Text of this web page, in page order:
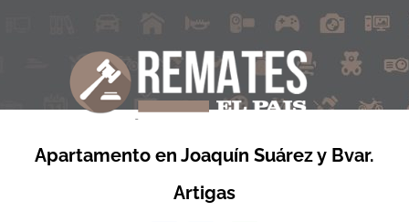
Apartamento en Joaquín Suárez y Bvar.
Artigas